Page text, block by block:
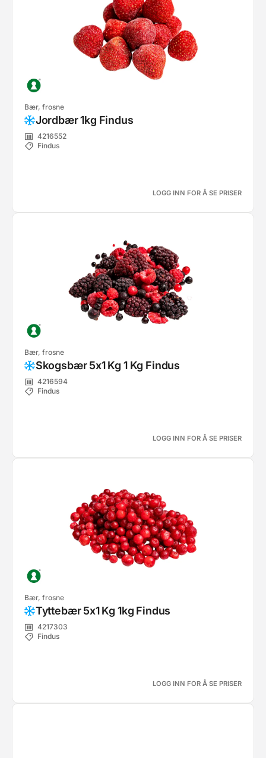
Bær, frosne
Jordbær 1kg Findus
4216552
Findus
LOGG INN FOR Å SE PRISER
Bær, frosne
Skogsbær 5x1 Kg 1 Kg Findus
4216594
Findus
LOGG INN FOR Å SE PRISER
Bær, frosne
Tyttebær 5x1 Kg 1kg Findus
4217303
Findus
LOGG INN FOR Å SE PRISER